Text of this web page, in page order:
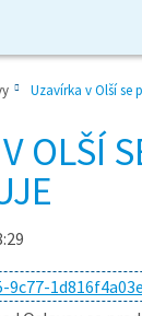
Uzavírka v Olší se
OLŠÍ